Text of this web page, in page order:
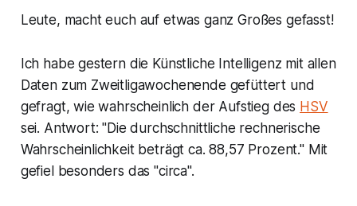
Leute, macht euch auf etwas ganz Großes gefasst!
Ich habe gestern die Künstliche Intelligenz mit allen
Daten zum Zweitligawochenende gefüttert und
gefragt, wie wahrscheinlich der Aufstieg des HSV
sei. Antwort: "Die durchschnittliche rechnerische
Wahrscheinlichkeit beträgt ca. 88,57 Prozent." Mit
gefiel besonders das "circa".